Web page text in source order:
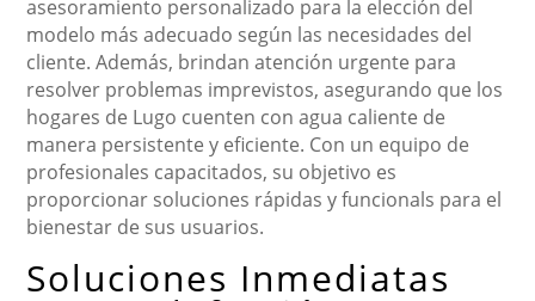
asesoramiento personalizado para la elección del
modelo más adecuado según las necesidades del
cliente. Además, brindan atención urgente para
resolver problemas imprevistos, asegurando que los
hogares de Lugo cuenten con agua caliente de
manera persistente y eficiente. Con un equipo de
profesionales capacitados, su objetivo es
proporcionar soluciones rápidas y funcionals para el
bienestar de sus usuarios.
Soluciones Inmediatas